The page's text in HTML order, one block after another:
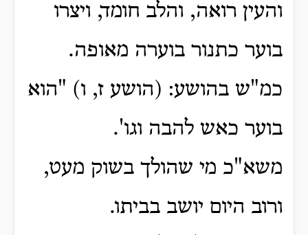
והעין רואה, והלב חומד, ויצרו
בוער כתנור בוערה מאופה.
כמ"ש בהושע: (הושע ז, ו) "הוא
בוער כאש להבה וגו'.
משא"כ מי שהולך בשוק מעט,
ורוב היום יושב בביתו.